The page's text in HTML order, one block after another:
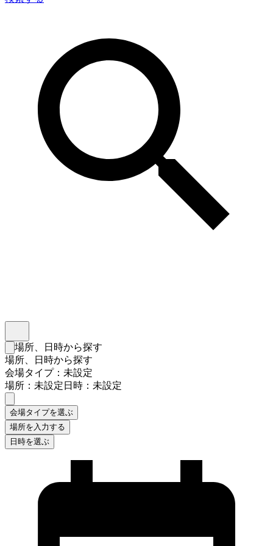
検索フォームを閉じる
場所、日時から探す
場所、日時から探す
会場タイプ：未設定
場所：未設定日時：未設定
会場タイプを選ぶ
場所を入力する
日時を選ぶ